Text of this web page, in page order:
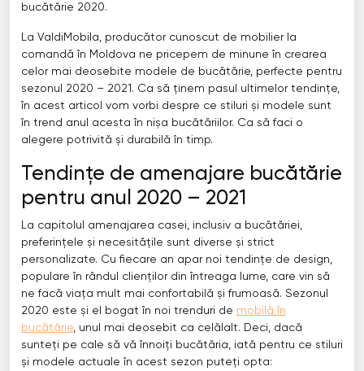
bucătărie 2020.
La ValdiMobila, producător cunoscut de mobilier la
comandă în Moldova ne pricepem de minune în crearea
celor mai deosebite modele de bucătărie, perfecte pentru
sezonul 2020 – 2021. Ca să ținem pasul ultimelor tendințe,
în acest articol vom vorbi despre ce stiluri și modele sunt
în trend anul acesta în nișa bucătăriilor. Ca să faci o
alegere potrivită și durabilă în timp.
Tendințe de amenajare bucătărie
pentru anul 2020 – 2021
La capitolul amenajarea casei, inclusiv a bucătăriei,
preferințele și necesitățile sunt diverse și strict
personalizate. Cu fiecare an apar noi tendințe de design,
populare în rândul clienților din întreaga lume, care vin să
ne facă viața mult mai confortabilă și frumoasă. Sezonul
2020 este și el bogat în noi trenduri de mobilă în
bucătărie, unul mai deosebit ca celălalt. Deci, dacă
sunteți pe cale să vă înnoiți bucătăria, iată pentru ce stiluri
și modele actuale în acest sezon puteți opta: